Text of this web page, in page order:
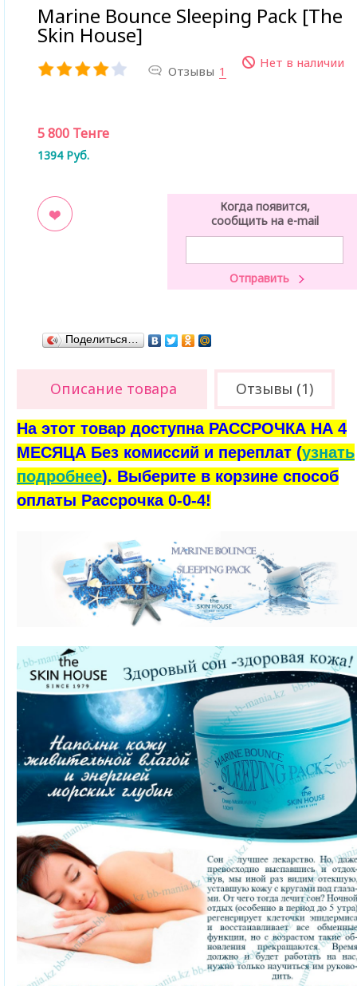
Marine Bounce Sleeping Pack [The
Skin House]
Отзывы 1
Нет в наличии
5 800 Тенге
1394 Руб.
Когда появится,
сообщить на e-mail
Поделиться…
Описание товара Отзывы (1)
На этот товар доступна РАССРОЧКА НА 4
МЕСЯЦА Без комиссий и переплат (узнать
подробнее). Выберите в корзине способ
оплаты Рассрочка 0-0-4!